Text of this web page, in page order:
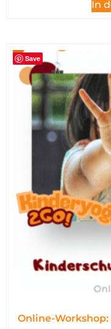
In
Save
Online-